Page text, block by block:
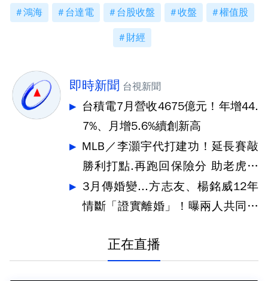
鴻海 台達電 台股收盤 收盤 權值股
財經
即時新聞 台視新聞
台積電7月營收4675億元！年增44.
7%、月增5.6%續創新高
MLB／李灝宇代打建功！延長賽敲
勝利打點.再跑回保險分 助老虎奪
勝
3月傳婚變...方志友、楊銘威12年
情斷「證實離婚」！曝兩人共同決
正在直播